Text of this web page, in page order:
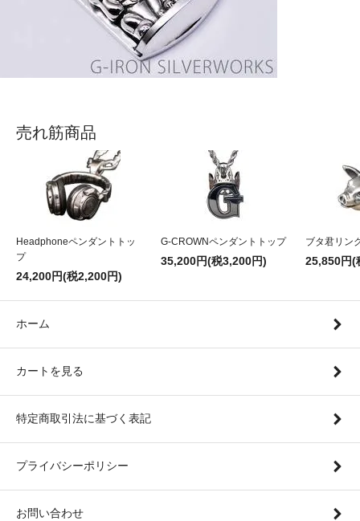
売れ筋商品
Headphoneペンダントトッ
プ
24,200円(税2,200円)
G-CROWNペンダントトップ
35,200円(税3,200円)
ブタ君リン
25,850円(
ホーム
カートを見る
特定商取引法に基づく表記
プライバシーポリシー
お問い合わせ